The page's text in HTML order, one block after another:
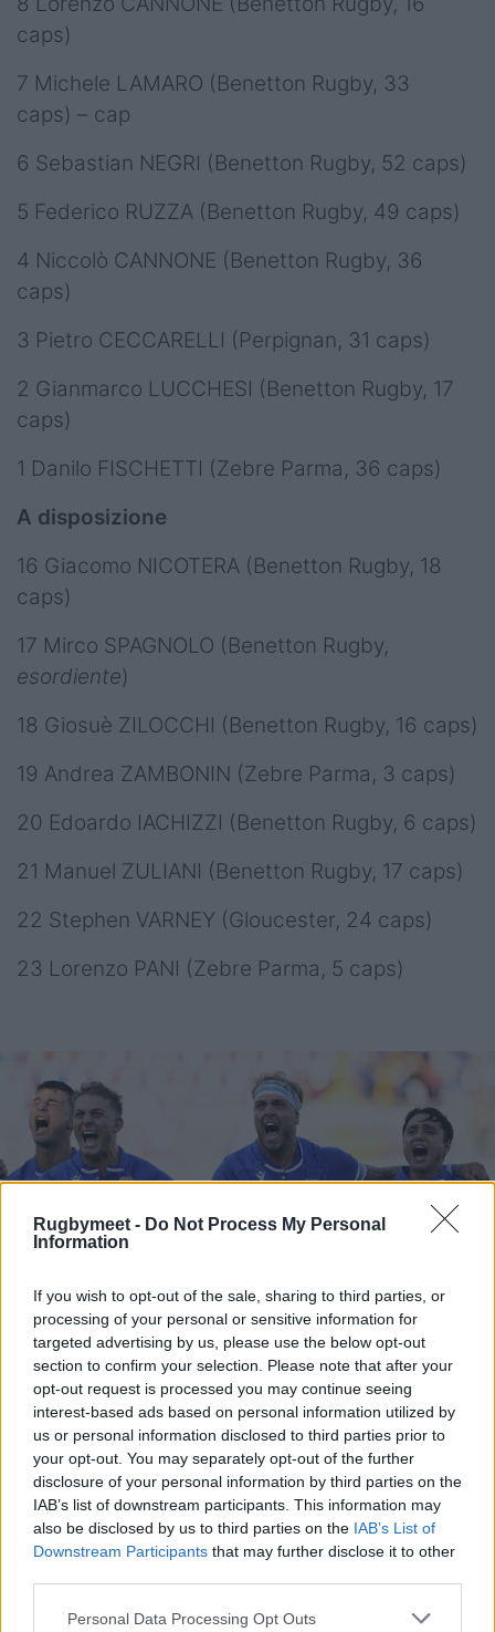
Rugbymeet - Do Not Process My Personal
Information
If you wish to opt-out of the sale, sharing to third parties, or
processing of your personal or sensitive information for
targeted advertising by us, please use the below opt-out
section to confirm your selection. Please note that after your
opt-out request is processed you may continue seeing
interest-based ads based on personal information utilized by
us or personal information disclosed to third parties prior to
your opt-out. You may separately opt-out of the further
disclosure of your personal information by third parties on the
IAB’s list of downstream participants. This information may
also be disclosed by us to third parties on the IAB’s List of
Downstream Participants that may further disclose it to other
Personal Data Processing Opt Outs
caps)
7 Michele LAMARO (Benetton Rugby, 33
caps) – cap
6 Sebastian NEGRI (Benetton Rugby, 52 caps)
5 Federico RUZZA (Benetton Rugby, 49 caps)
4 Niccolò CANNONE (Benetton Rugby, 36
caps)
3 Pietro CECCARELLI (Perpignan, 31 caps)
2 Gianmarco LUCCHESI (Benetton Rugby, 17
caps)
1 Danilo FISCHETTI (Zebre Parma, 36 caps)
A disposizione
16 Giacomo NICOTERA (Benetton Rugby, 18
caps)
17 Mirco SPAGNOLO (Benetton Rugby,
esordiente)
18 Giosuè ZILOCCHI (Benetton Rugby, 16 caps)
19 Andrea ZAMBONIN (Zebre Parma, 3 caps)
20 Edoardo IACHIZZI (Benetton Rugby, 6 caps)
21 Manuel ZULIANI (Benetton Rugby, 17 caps)
22 Stephen VARNEY (Gloucester, 24 caps)
23 Lorenzo PANI (Zebre Parma, 5 caps)
CALENDARIO SEI NAZIONI
2024:
I giornata
Ore 21.00 Francia v Irlanda